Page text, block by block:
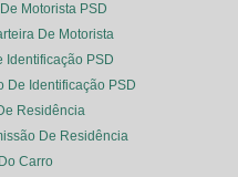
Motorista PSD
De Motorista
Identificação PSD
De Identificação PSD
Residência
De Residência
Carro